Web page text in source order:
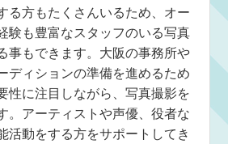
る方もたくさんいるため、オー
験も豊富なスタッフのいる写真
事もできます。大阪の事務所や
ディションの準備を進めるため
性に注目しながら、写真撮影を
。アーティストや声優、役者な
活動をする方をサポートしてき